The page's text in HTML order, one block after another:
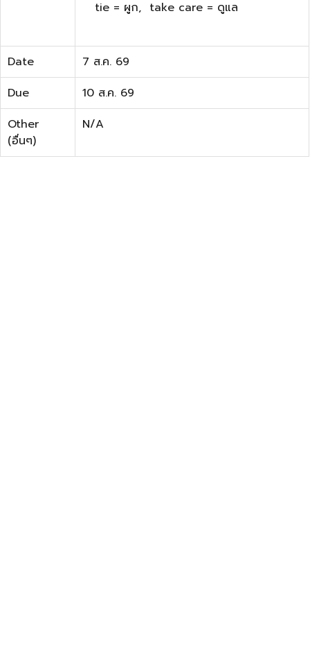
tie = ผูก, take care = ดูแล
Date
7 ส.ค. 69
Due
10 ส.ค. 69
Other
(อื่นๆ)
N/A